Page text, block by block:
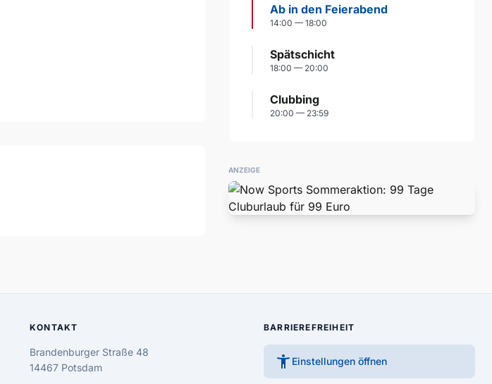
Ab in den Feierabend
14:00 — 18:00
Spätschicht
18:00 — 20:00
Clubbing
20:00 — 23:59
ANZEIGE
KONTAKT
Brandenburger Straße 48
14467 Potsdam
BARRIEREFREIHEIT
accessibility_new Einstellungen öffnen